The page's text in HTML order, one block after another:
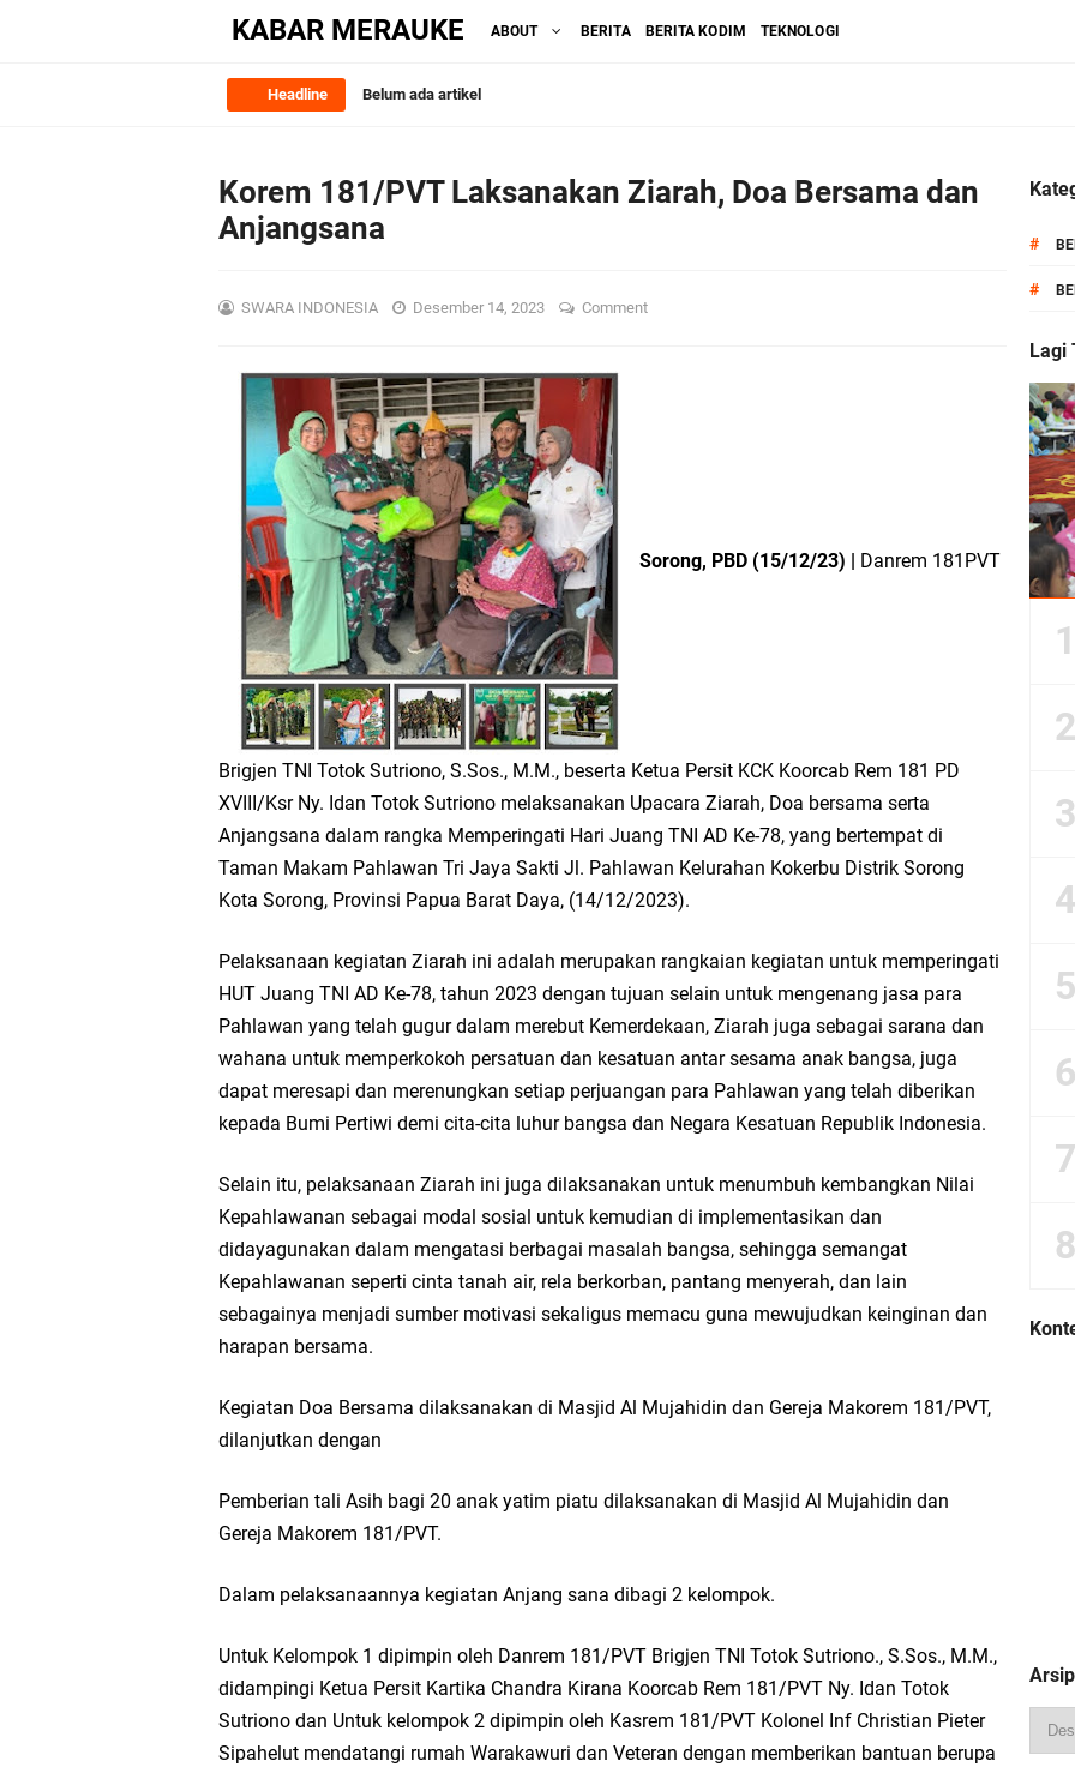
KABAR MERAUKE ABOUT BERITA BERITA KODIM TEKNOLOGI
Headline Belum ada artikel
Korem 181/PVT Laksanakan Ziarah, Doa Bersama dan
Anjangsana
SWARA INDONESIA Desember 14, 2023 Comment
Sorong, PBD (15/12/23) | Danrem 181PVT
Brigjen TNI Totok Sutriono, S.Sos., M.M., beserta Ketua Persit KCK Koorcab Rem 181 PD
XVIII/Ksr Ny. Idan Totok Sutriono melaksanakan Upacara Ziarah, Doa bersama serta
Anjangsana dalam rangka Memperingati Hari Juang TNI AD Ke-78, yang bertempat di
Taman Makam Pahlawan Tri Jaya Sakti Jl. Pahlawan Kelurahan Kokerbu Distrik Sorong
Kota Sorong, Provinsi Papua Barat Daya, (14/12/2023).
Pelaksanaan kegiatan Ziarah ini adalah merupakan rangkaian kegiatan untuk memperingati
HUT Juang TNI AD Ke-78, tahun 2023 dengan tujuan selain untuk mengenang jasa para
Pahlawan yang telah gugur dalam merebut Kemerdekaan, Ziarah juga sebagai sarana dan
wahana untuk memperkokoh persatuan dan kesatuan antar sesama anak bangsa, juga
dapat meresapi dan merenungkan setiap perjuangan para Pahlawan yang telah diberikan
kepada Bumi Pertiwi demi cita-cita luhur bangsa dan Negara Kesatuan Republik Indonesia.
Selain itu, pelaksanaan Ziarah ini juga dilaksanakan untuk menumbuh kembangkan Nilai
Kepahlawanan sebagai modal sosial untuk kemudian di implementasikan dan
didayagunakan dalam mengatasi berbagai masalah bangsa, sehingga semangat
Kepahlawanan seperti cinta tanah air, rela berkorban, pantang menyerah, dan lain
sebagainya menjadi sumber motivasi sekaligus memacu guna mewujudkan keinginan dan
harapan bersama.
Kegiatan Doa Bersama dilaksanakan di Masjid Al Mujahidin dan Gereja Makorem 181/PVT,
dilanjutkan dengan
Pemberian tali Asih bagi 20 anak yatim piatu dilaksanakan di Masjid Al Mujahidin dan
Gereja Makorem 181/PVT.
Dalam pelaksanaannya kegiatan Anjang sana dibagi 2 kelompok.
Untuk Kelompok 1 dipimpin oleh Danrem 181/PVT Brigjen TNI Totok Sutriono., S.Sos., M.M.,
didampingi Ketua Persit Kartika Chandra Kirana Koorcab Rem 181/PVT Ny. Idan Totok
Sutriono dan Untuk kelompok 2 dipimpin oleh Kasrem 181/PVT Kolonel Inf Christian Pieter
Sipahelut mendatangi rumah Warakawuri dan Veteran dengan memberikan bantuan berupa
#
#
Lagi